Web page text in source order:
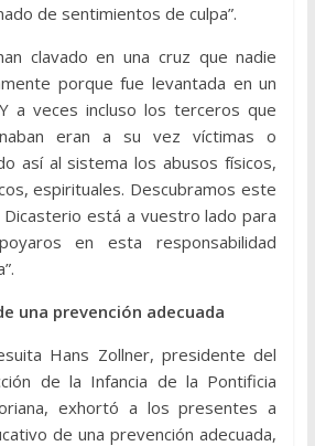
de sentimientos de culpa”.
clavado en una cruz que nadie
porque fue levantada en un
a veces incluso los terceros que
eran a su vez víctimas o
así al sistema los abusos físicos,
espirituales. Descubramos este
Dicasterio está a vuestro lado para
en esta responsabilidad
una prevención adecuada
Hans Zollner, presidente del
de la Infancia de la Pontificia
exhortó a los presentes a
de una prevención adecuada,